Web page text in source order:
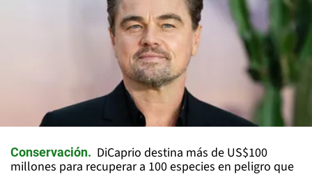
Conservación
DiCaprio destina más de US$100
millones para recuperar a 100 especies en peligro que